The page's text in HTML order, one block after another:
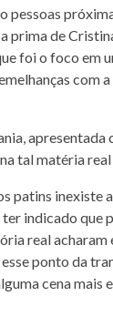
pessoas
prima de
foi o foco em
com
apresentada
tal matéria
patins inexiste
indicado que
real acharam
ponto da
cena mais